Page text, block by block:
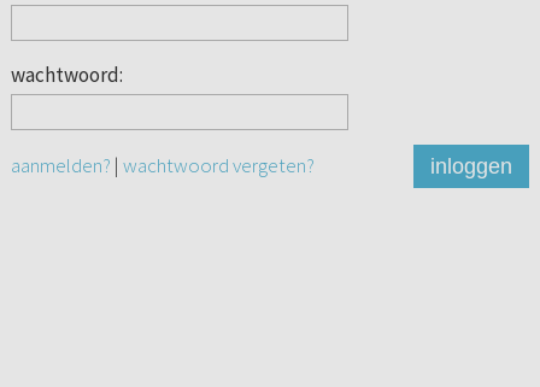
wachtwoord:
aanmelden? | wachtwoord vergeten? inloggen